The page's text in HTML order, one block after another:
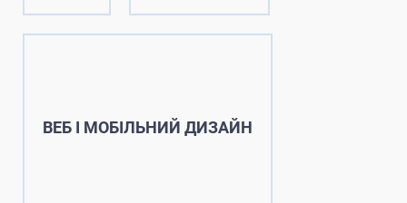
ВЕБ І МОБІЛЬНИЙ ДИЗАЙН